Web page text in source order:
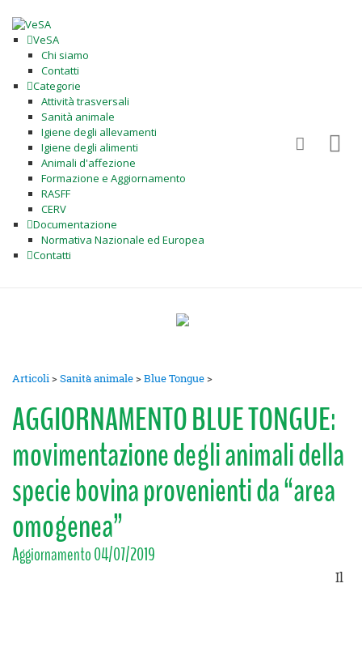
VeSA
Chi siamo
Contatti
Categorie
Attività trasversali
Sanità animale
Igiene degli allevamenti
Igiene degli alimenti
Animali d'affezione
Formazione e Aggiornamento
RASFF
CERV
Documentazione
Normativa Nazionale ed Europea
Contatti
Articoli>Sanità animale>Blue Tongue>
AGGIORNAMENTO BLUE TONGUE:
movimentazione degli animali della
specie bovina provenienti da “area
omogenea”
Aggiornamento 04/07/2019
Il